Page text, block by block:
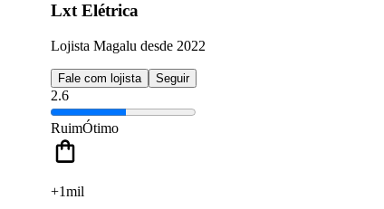
Lxt Elétrica
Lojista Magalu desde 2022
Fale com lojista Seguir
2.6
RuimÓtimo
+1mil